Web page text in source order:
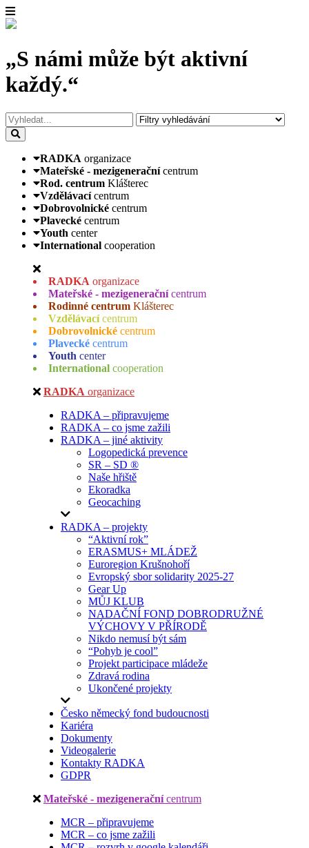
„S námi může být aktivní
každý.“
RADKA organizace
Mateřské - mezigenerační centrum
Rod. centrum Klášterec
Vzdělávací centrum
Dobrovolnické centrum
Plavecké centrum
Youth center
International cooperation
RADKA organizace
Mateřské - mezigenerační centrum
Rodinné centrum Klášterec
Vzdělávací centrum
Dobrovolnické centrum
Plavecké centrum
Youth center
International cooperation
RADKA organizace
RADKA – připravujeme
RADKA – co jsme zažili
RADKA – jiné aktivity
Logopedická prevence
SR – SD ®
Naše hřiště
Ekoradka
Geocaching
RADKA – projekty
“Aktivní rok”
ERASMUS+ MLÁDEŽ
Euroregion Krušnohoří
Evropský sbor solidarity 2025-27
Gear Up
MŮJ KLUB
NADAČNÍ FOND DOBRODRUŽNÉ
VÝCHOVY V PŘÍRODĚ
Nikdo nemusí být sám
“Pohyb je cool”
Projekt participace mládeže
Zdravá rodina
Ukončené projekty
Česko německý fond budoucnosti
Kariéra
Dokumenty
Videogalerie
Kontakty RADKA
GDPR
Mateřské - mezigenerační centrum
MCR – připravujeme
MCR – co jsme zažili